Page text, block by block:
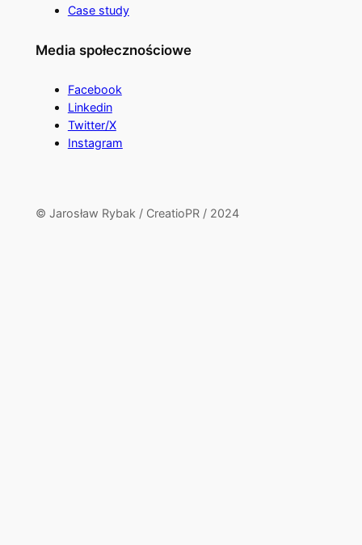
Case study
Media społecznościowe
Facebook
Linkedin
Twitter/X
Instagram
© Jarosław Rybak / CreatioPR / 2024